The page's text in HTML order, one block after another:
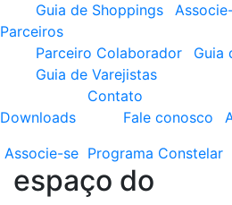
Guia de Shoppings
Parceiros
Parceiro Colaborador
Guia
Guia de Varejistas
Downloads
Contato
Fale conosco
Associe-se Programa Constelar
espaço do